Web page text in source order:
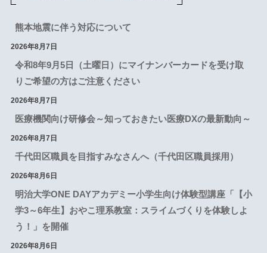
熊本地震に伴う対応について
2026年8月7日
令和8年9月5日（土曜日）にマイナンバーカードを受け取
りご希望の方はご注意ください
2026年8月7日
医療機関向け研修会～知っておきたい医療DXの最新動向～
2026年8月7日
千代田区職員を目指すみなさんへ（千代田区職員採用）
2026年8月6日
明治大学ONE DAYアカデミー小学生向け体験型講座「【小
学3～6年生】おやこ理系教室：スライムづくりを体験しよ
う！」を開催
2026年8月6日